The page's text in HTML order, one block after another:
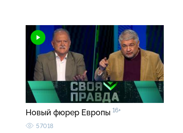
Новый фюрер Европы 16+
57018